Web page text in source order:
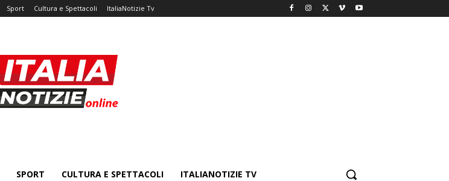
Sport Cultura e Spettacoli ItaliaNotizie Tv
SPORT CULTURA E SPETTACOLI ITALIANOTIZIE TV